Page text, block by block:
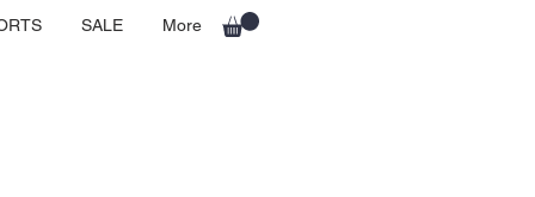
SALE More